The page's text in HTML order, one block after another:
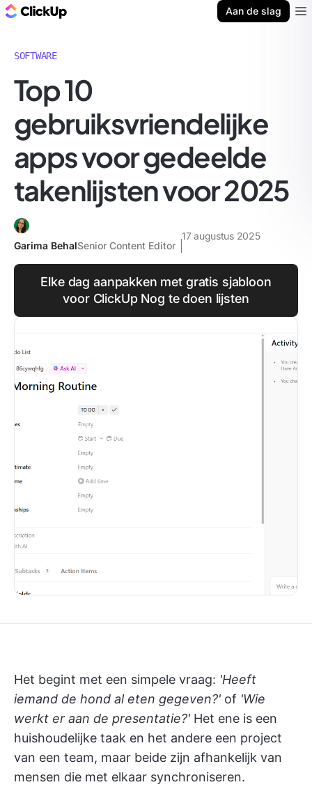
Aan de slag
SOFTWARE
Top 10
gebruiksvriendelijke
apps voor gedeelde
takenlijsten voor 2025
Garima BehalSenior Content Editor
17 augustus 2025
Elke dag aanpakken met gratis sjabloon
voor ClickUp Nog te doen lijsten
Het begint met een simpele vraag: 'Heeft
iemand de hond al eten gegeven?' of 'Wie
werkt er aan de presentatie?' Het ene is een
huishoudelijke taak en het andere een project
van een team, maar beide zijn afhankelijk van
mensen die met elkaar synchroniseren.